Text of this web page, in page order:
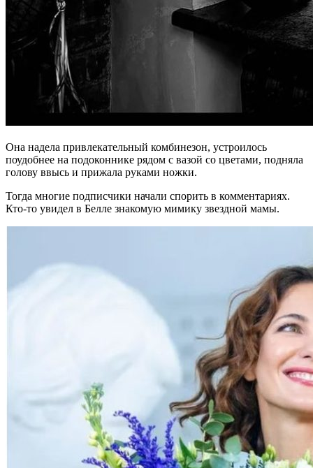
Она надела привлекательный комбинезон, устроилось
поудобнее на подоконнике рядом с вазой со цветами, подняла
голову ввысь и прижала руками ножки.
Тогда многие подписчики начали спорить в комментариях.
Кто-то увидел в Белле знакомую мимику звездной мамы.